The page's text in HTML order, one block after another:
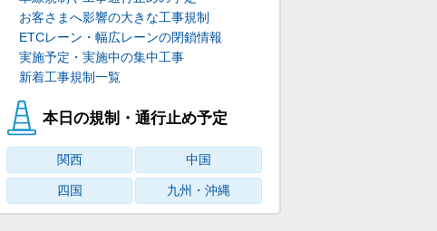
お客さまへ影響の大きな工事規制
ETCレーン・幅広レーンの閉鎖情報
実施予定・実施中の集中工事
新着工事規制一覧
本日の規制・通行止め予定
関西 中国
四国 九州・沖縄